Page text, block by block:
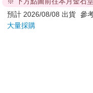
退換貨須知：
**提醒您，鑑賞期不等於
預計 2026/08/08 出貨 參
大量採購